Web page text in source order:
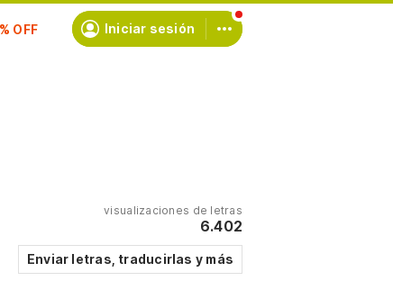
Iniciar sesión
visualizaciones de letras
6.402
Enviar letras, traducirlas y más